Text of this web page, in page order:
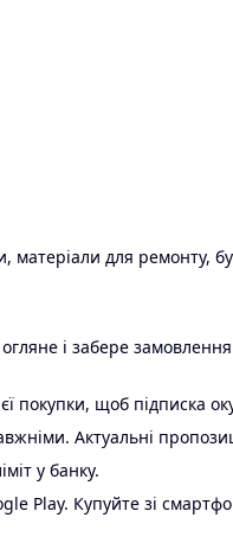
для ремонту,
і забере
покупки, щоб підписка
Актуальні
у банку.
Play. Купуйте зі